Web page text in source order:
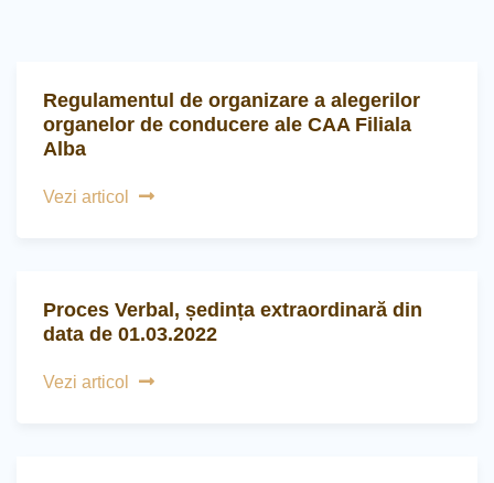
Regulamentul de organizare a alegerilor
organelor de conducere ale CAA Filiala
Alba
Vezi articol
Proces Verbal, ședința extraordinară din
data de 01.03.2022
Vezi articol